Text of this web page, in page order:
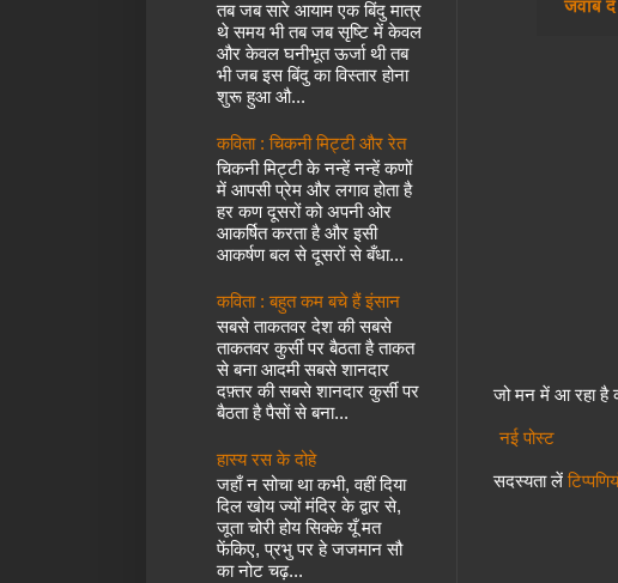
जवाब दें
जो मन में आ रहा है
नई पोस्ट
सदस्यता लें
तब जब सारे आयाम एक बिंदु मात्र
थे समय भी तब जब सृष्टि में केवल
और केवल घनीभूत ऊर्जा थी तब
भी जब इस बिंदु का विस्तार होना
शुरू हुआ औ...
कविता : चिकनी मिट्टी और रेत
चिकनी मिट्टी के नन्हें नन्हें कणों
में आपसी प्रेम और लगाव होता है
हर कण दूसरों को अपनी ओर
आकर्षित करता है और इसी
आकर्षण बल से दूसरों से बँधा...
कविता : बहुत कम बचे हैं इंसान
सबसे ताकतवर देश की सबसे
ताकतवर कुर्सी पर बैठता है ताकत
से बना आदमी सबसे शानदार
दफ़्तर की सबसे शानदार कुर्सी पर
बैठता है पैसों से बना...
हास्य रस के दोहे
जहाँ न सोचा था कभी, वहीं दिया
दिल खोय ज्यों मंदिर के द्वार से,
जूता चोरी होय सिक्के यूँ मत
फेंकिए, प्रभु पर हे जजमान सौ
का नोट चढ़...